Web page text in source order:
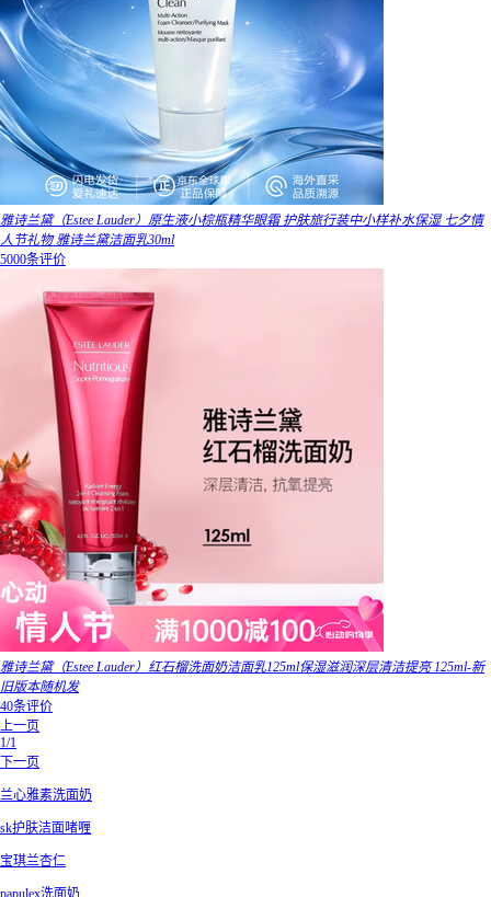
雅诗兰黛（Estee Lauder）原生液小棕瓶精华眼霜 护肤旅行装中小样补水保湿 七夕情
人节礼物 雅诗兰黛洁面乳30ml
5000条评价
雅诗兰黛（Estee Lauder）红石榴洗面奶洁面乳125ml保湿滋润深层清洁提亮 125ml-新
旧版本随机发
40条评价
上一页
1/1
下一页
兰心雅素洗面奶
sk护肤洁面啫喱
宝琪兰杏仁
papulex洗面奶